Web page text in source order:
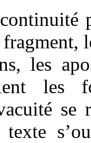
les
les
se